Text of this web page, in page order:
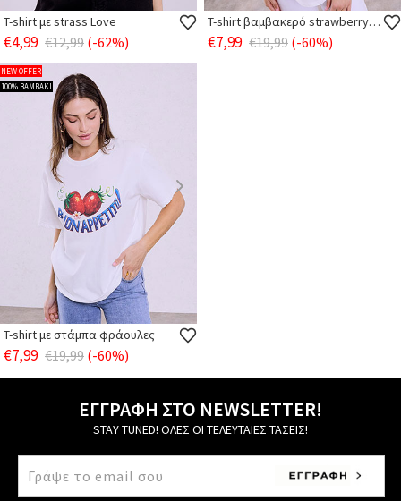
T-shirt με strass Love
€4,99 €12,99 (-62%)
T-shirt βαμβακερό strawberry matcha
€7,99 €19,99 (-60%)
NEW OFFER
100% ΒΑΜΒΑΚΙ
T-shirt με στάμπα φράουλες
€7,99 €19,99 (-60%)
ΕΓΓΡΑΦΗ ΣΤΟ NEWSLETTER!
STAY TUNED! ΟΛΕΣ ΟΙ ΤΕΛΕΥΤΑΙΕΣ ΤΑΣΕΙΣ!